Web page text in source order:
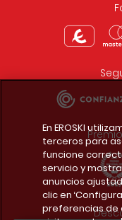
En EROSKI
terceros para
funcione
servicio y
anuncios
clic en
preferencias de